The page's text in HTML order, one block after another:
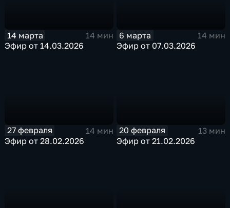
14 марта
14 мин
Эфир от 14.03.2026
6 марта
14 мин
Эфир от 07.03.2026
27 февраля
14 мин
Эфир от 28.02.2026
20 февраля
13 мин
Эфир от 21.02.2026